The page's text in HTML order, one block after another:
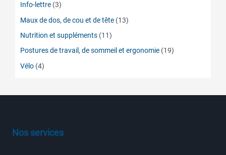
Info-lettre (3)
Maux de dos, de cou et de tête (13)
Nutrition et suppléments (11)
Postures de travail, de sommeil et ergonomie (19)
Vélo (4)
Nos services